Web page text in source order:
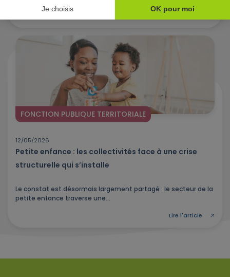
FONCTION PUBLIQUE TERRITORIALE
12/05/2026
Petite enfance : les collectivités face à une crise
structurelle qui s’installe
Le constat est désormais largement partagé : le secteur de la
petite enfance traverse une...
Lire l'article